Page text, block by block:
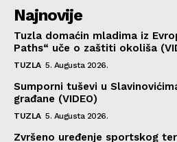
Najnovije
Tuzla domaćin mladima iz
Paths“ uče o zaštiti okoliša
TUZLA 5. Augusta 2026.
Sumporni tuševi u
građane (VIDEO)
TUZLA 5. Augusta 2026.
Zvršeno uređenje sportskog